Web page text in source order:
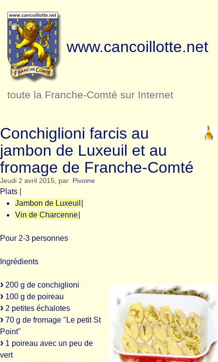
www.cancoillotte.net
toute la Franche-Comté sur Internet
Conchiglioni farcis au
jambon de Luxeuil et au
fromage de Franche-Comté
Jeudi 2 avril 2015, par Pivoine
Plats
Jambon de Luxeuil
Vin de Charcenne
Pour 2-3 personnes
Ingrédients
200 g de conchiglioni
100 g de poireau
2 petites échalotes
70 g de fromage "Le petit St
Point"
1 poireau avec un peu de
vert